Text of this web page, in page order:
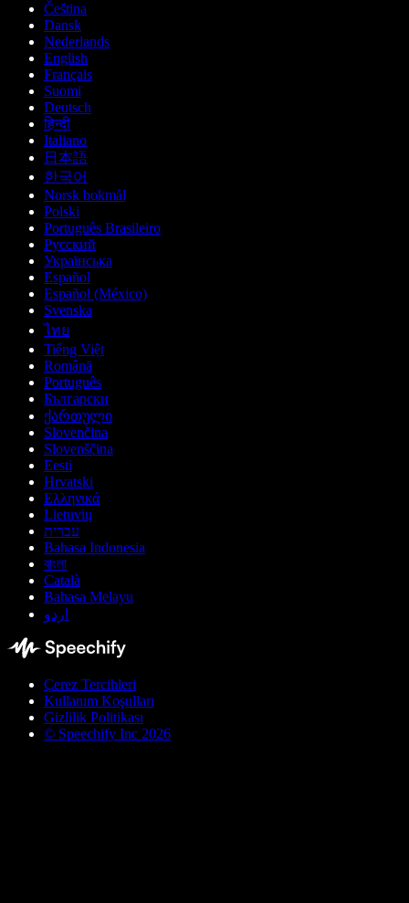
Čeština
Dansk
Nederlands
English
Français
Suomi
Deutsch
हिन्दी
Italiano
日本語
한국어
Norsk bokmål
Polski
Português Brasileiro
Русский
Українська
Español
Español (México)
Svenska
ไทย
Tiếng Việt
Română
Português
Български
ქართული
Slovenčina
Slovenščina
Eesti
Hrvatski
Ελληνικά
Lietuvių
עברית
Bahasa Indonesia
বাংলা
Català
Bahasa Melayu
اردو
Çerez Tercihleri
Kullanım Koşulları
Gizlilik Politikası
© Speechify Inc 2026